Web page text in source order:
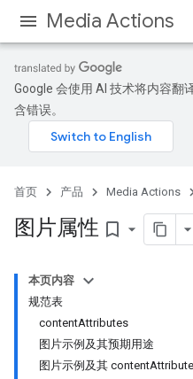
Media Actions
Google 会使用 AI 技术将内容翻
含错误。
首页 产品 Media Actions
图片属性 bookmark_border
本页内容
规范表
contentAttributes
图片示例及其预期用途
图片示例及其